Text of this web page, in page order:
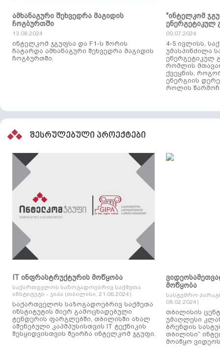
ამხანაგური შეხვედრა მაგიდის
ჩოგბურთში
13.08.2024
ინტელკომ ჯგუფსა და F1-ს შორის
ჩატარდა ამხანაგური შეხვედრა მაგიდის
ჩოგბურთში.
"ინტელკომ
ენერგეტიკულ
09.07.2024
4-5 ივლისს,
უმასპინძილა
ენერგეტიკულ
რომლის
ქვეყნის,
ენერგიის
როლის
შესრულებული პროექტები
IT ინფრასტრუქტურის მოწყობა
საქართველოს საზოგადოებრივ საქმეთა
ინსტიტუტი - ჯიპა (თბილისი, 21.06.2024)
საქართველოს საზოგადოებრივ საქმეთა
ინსტიტუტის მიერ გამოცხადებული
ტენდერის ფარგლებში, თბილისში ახალ
აშენებული კაპმპუსისთვის IT ტექნიკის
შესყიდვისთვის შეირჩა ინტელკომ ჯგუფი.
მოწყობა
სასტუმრო
08.02.2024)
თბილისის
უმაღლესი
ბრენდის
თბილისი“
მოაწყო